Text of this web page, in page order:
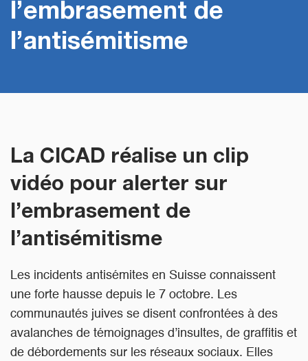
l’embrasement de
l’antisémitisme
La CICAD réalise un clip
vidéo pour alerter sur
l’embrasement de
l’antisémitisme
Les incidents antisémites en Suisse connaissent
une forte hausse depuis le 7 octobre. Les
communautés juives se disent confrontées à des
avalanches de témoignages d’insultes, de graffitis et
de débordements sur les réseaux sociaux. Elles